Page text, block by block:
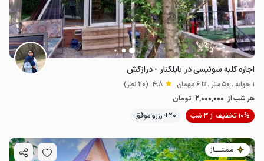
اجاره کلبه سوئیسی در بابلکنار - درازکش
1 خوابه . 50 متر . تا 6 مهمان 4.8 (20 نظر)
هر شب از 2٬000٬000 تومان
10% تخفیف از 3 شب
20+ رزرو موفق
مـمـتــــــاز